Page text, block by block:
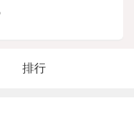
排行